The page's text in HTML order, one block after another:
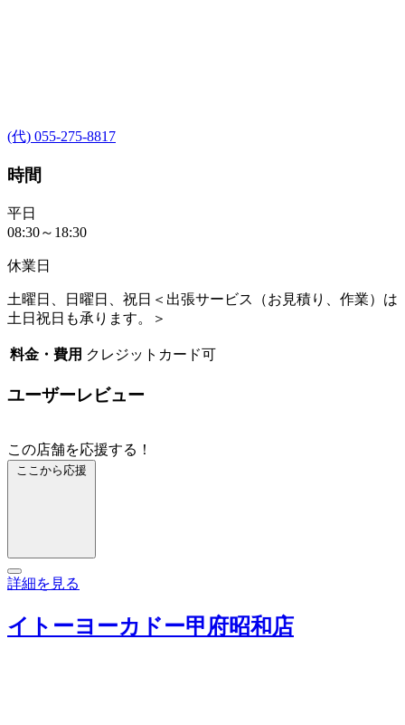
(代) 055-275-8817
時間
平日
08:30～18:30
休業日
土曜日、日曜日、祝日＜出張サービス（お見積り、作業）は
土日祝日も承ります。＞
料金・費用 クレジットカード可
ユーザーレビュー
この店舗を応援する！
ここから応援
詳細を見る
イトーヨーカドー甲府昭和店